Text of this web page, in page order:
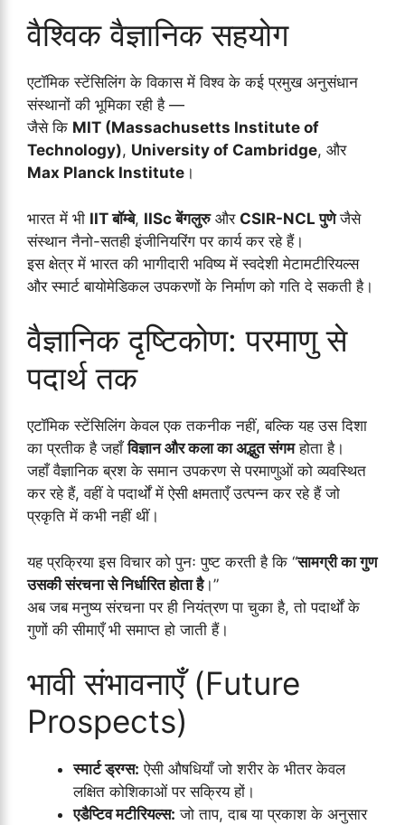
वैश्विक वैज्ञानिक सहयोग
एटॉमिक स्टेंसिलिंग के विकास में विश्व के कई प्रमुख अनुसंधान
संस्थानों की भूमिका रही है —
जैसे कि MIT (Massachusetts Institute of
Technology), University of Cambridge, और
Max Planck Institute ।
भारत में भी IIT बॉम्बे, IISc बेंगलुरुऔर CSIR-NCL पुणेजैसे
संस्थान नैनो-सतही इंजीनियरिंग पर कार्य कर रहे हैं।
इस क्षेत्र में भारत की भागीदारी भविष्य में स्वदेशी मेटामटीरियल्स
और स्मार्ट बायोमेडिकल उपकरणों के निर्माण को गति दे सकती है।
वैज्ञानिक दृष्टिकोण: परमाणु से
पदार्थ तक
एटॉमिक स्टेंसिलिंग केवल एक तकनीक नहीं, बल्कि यह उस दिशा
का प्रतीक है जहाँविज्ञान और कला का अद्भुत संगमहोता है।
जहाँ वैज्ञानिक ब्रश के समान उपकरण से परमाणुओं को व्यवस्थित
कर रहे हैं, वहीं वे पदार्थों में ऐसी क्षमताएँ उत्पन्न कर रहे हैं जो
प्रकृति में कभी नहीं थीं।
यह प्रक्रिया इस विचार को पुनः पुष्ट करती है कि “सामग्री का गुण
उसकी संरचना से निर्धारित होता है।”
अब जब मनुष्य संरचना पर ही नियंत्रण पा चुका है, तो पदार्थों के
गुणों की सीमाएँ भी समाप्त हो जाती हैं।
भावी संभावनाएँ (Future
Prospects)
स्मार्ट ड्रग्स: ऐसी औषधियाँ जो शरीर के भीतर केवल
लक्षित कोशिकाओं पर सक्रिय हों।
एडैप्टिव मटीरियल्स: जो ताप, दाब या प्रकाश के अनुसार